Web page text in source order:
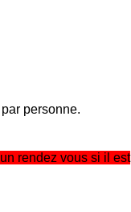
personne.
rendez vous si il est